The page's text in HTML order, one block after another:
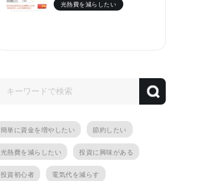
光熱費を減らしたい
簡単に資金を増やしたい 節約したい
光熱費を減らしたい 投資に興味がある
投資初心者 電気代を減らす